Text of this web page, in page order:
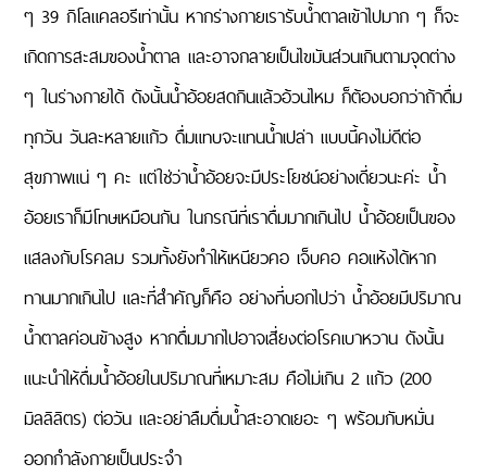
ๆ 39 กิโลแคลอรีเท่านั้น หากร่างกายเรารับน้ำตาลเข้าไปมาก ๆ ก็จะ
เกิดการสะสมของน้ำตาล และอาจกลายเป็นไขมันส่วนเกินตามจุดต่าง
ๆ ในร่างกายได้ ดังนั้นน้ำอ้อยสดกินแล้วอ้วนไหม ก็ต้องบอกว่าถ้าดื่ม
ทุกวัน วันละหลายแก้ว ดื่มแทบจะแทนน้ำเปล่า แบบนี้คงไม่ดีต่อ
สุขภาพแน่ ๆ คะ แต่ใช่ว่าน้ำอ้อยจะมีประโยชน์อย่างเดี่ยวนะค่ะ น้ำ
อ้อยเราก็มีโทษเหมือนกัน ในกรณีที่เราดื่มมากเกินไป น้ำอ้อยเป็นของ
แสลงกับโรคลม รวมทั้งยังทำให้เหนียวคอ เจ็บคอ คอแห้งได้หาก
ทานมากเกินไป และที่สำคัญก็คือ อย่างที่บอกไปว่า น้ำอ้อยมีปริมาณ
น้ำตาลค่อนข้างสูง หากดื่มมากไปอาจเสี่ยงต่อโรคเบาหวาน ดังนั้น
แนะนำให้ดื่มน้ำอ้อยในปริมาณที่เหมาะสม คือไม่เกิน 2 แก้ว (200
มิลลิลิตร) ต่อวัน และอย่าลืมดื่มน้ำสะอาดเยอะ ๆ พร้อมกับหมั่น
ออกกำลังกายเป็นประจำ